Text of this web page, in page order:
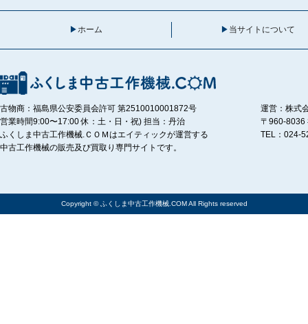
ホーム 当サイトについて
古物商：福島県公安委員会許可 第2510010001872号
営業時間9:00〜17:00 休：土・日・祝) 担当：丹治
ふくしま中古工作機械.ＣＯＭはエイティックが運営する
中古工作機械の販売及び買取り専門サイトです。
運営：株式
〒960-8036
TEL：024-
Copyright © ふくしま中古工作機械.COM All Rights reserved